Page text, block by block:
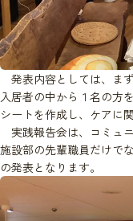
発表内容としては、ま
入居者の中から１名の方
シートを作成し、ケアに
実践報告会は、コミュ
施設部の先輩職員だけで
の発表となります。